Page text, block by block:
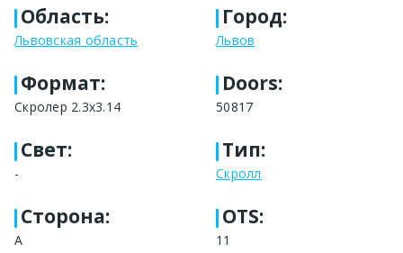
Область:
Львовская область
Город:
Львов
Формат:
Скролер 2.3х3.14
Doors:
50817
Свет:
-
Тип:
Скролл
Сторона:
A
OTS:
11